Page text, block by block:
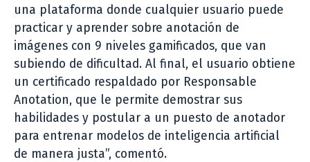
una plataforma donde cualquier usuario puede
practicar y aprender sobre anotación de
imágenes con 9 niveles gamificados, que van
subiendo de dificultad. Al final, el usuario obtiene
un certificado respaldado por Responsable
Anotation, que le permite demostrar sus
habilidades y postular a un puesto de anotador
para entrenar modelos de inteligencia artificial
de manera justa”, comentó.